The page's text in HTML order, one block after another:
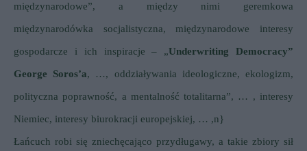
międzynarodowe”, a między nimi geremkowa
międzynarodówka socjalistyczna, międzynarodowe interesy
gospodarcze i ich inspiracje – „Underwriting Democracy”
George Soros’a, …, oddziaływania ideologiczne, ekologizm,
polityczna poprawność, a mentalność totalitarna”, … , interesy
Niemiec, interesy biurokracji europejskiej, … ,n}
Łańcuch robi się zniechęcająco przydługawy, a takie zbiory sił